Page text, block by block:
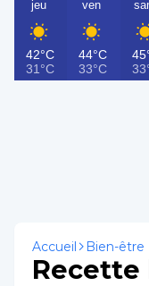
jeu
42°C
31°C
ven
44°C
33°C
Accueil Bien-être
Recette